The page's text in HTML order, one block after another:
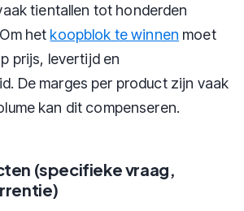
tientallen tot honderden
het koopblok te winnen moet
prijs, levertijd en
De marges per product zijn vaak
kan dit compenseren.
(specifieke vraag,